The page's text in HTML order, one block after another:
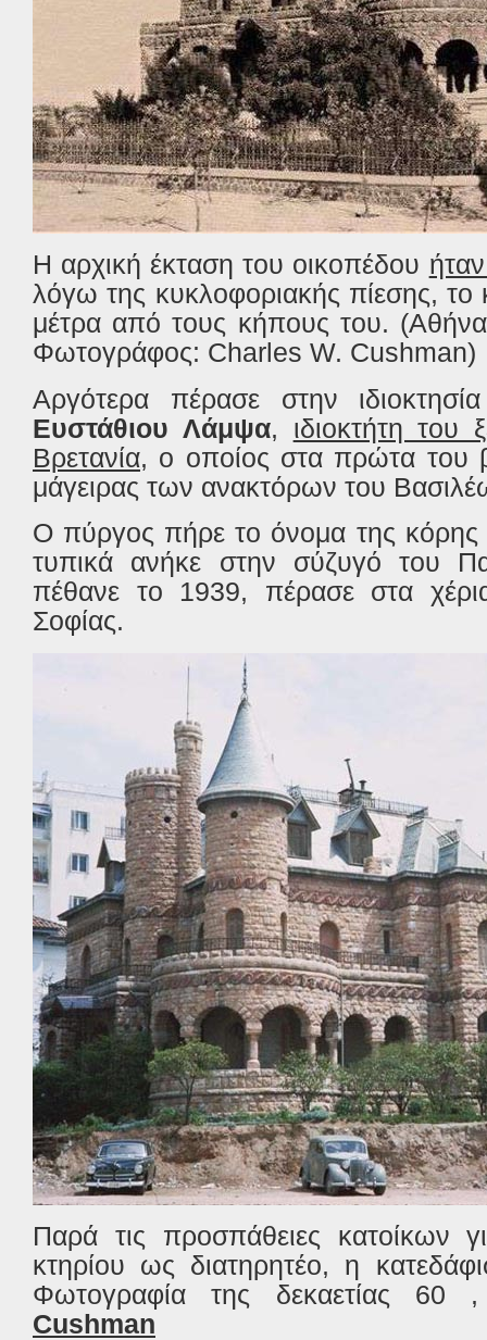
Η αρχική έκταση του οικοπέδου
λόγω της κυκλοφοριακής πίεσης, το
μέτρα από τους κήπους του.
Φωτογράφος: Charles W. Cushman)
Αργότερα πέρασε στην ιδιοκτησία
Ευστάθιου Λάμψα, ιδιοκτήτη του
Βρετανία, ο οποίος στα πρώτα του
μάγειρας των ανακτόρων του
Ο πύργος πήρε το όνομα της κόρης
τυπικά ανήκε στην σύζυγό του
πέθανε το 1939, πέρασε στα
Σοφίας.
Παρά τις προσπάθειες κατοίκων
κτηρίου ως διατηρητέο, η
Φωτογραφία της δεκαετίας
Cushman